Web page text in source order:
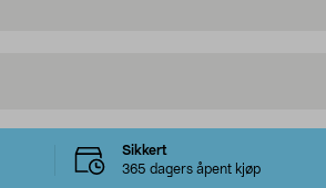
Sikkert
365 dagers åpent kjøp